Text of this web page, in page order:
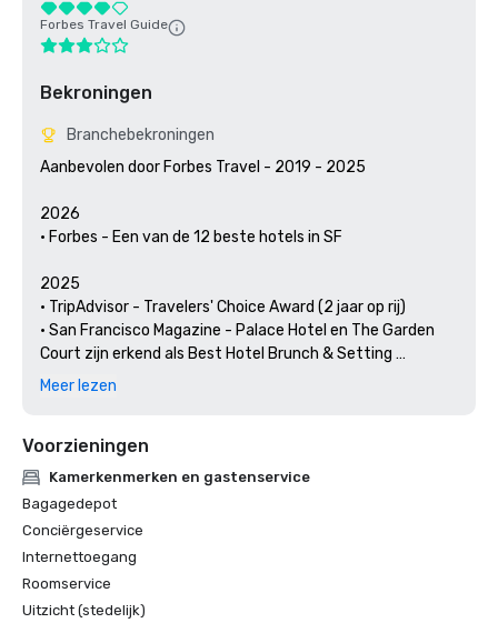
Forbes Travel Guide
Bekroningen
Branchebekroningen
Aanbevolen door Forbes Travel - 2019 - 2025
2026
• Forbes - Een van de 12 beste hotels in SF
2025
• TripAdvisor - Travelers' Choice Award (2 jaar op rij)
• San Francisco Magazine - Palace Hotel en The Garden
Court zijn erkend als Best Hotel Brunch & Setting
• Hospitality Net - De 27 beste plaatsen om minstens één
een kunst- en cultuurliefhebber
• Lokale uitjes - De conciërge van The Palace Hotel belicht
• Haute Living San Francisco - Het Palace Hotel in San
Francisco bestaat 150 jaar
2024
• Reizen + vrije tijd - Beste hotels in SF - Hotel met de
Meer lezen
Voorzieningen
Kamerkenmerken en gastenservice
Bagagedepot
Conciërgeservice
Internettoegang
Roomservice
Uitzicht (stedelijk)